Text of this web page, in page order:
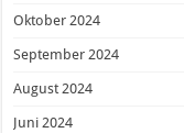
Oktober 2024
September 2024
August 2024
Juni 2024